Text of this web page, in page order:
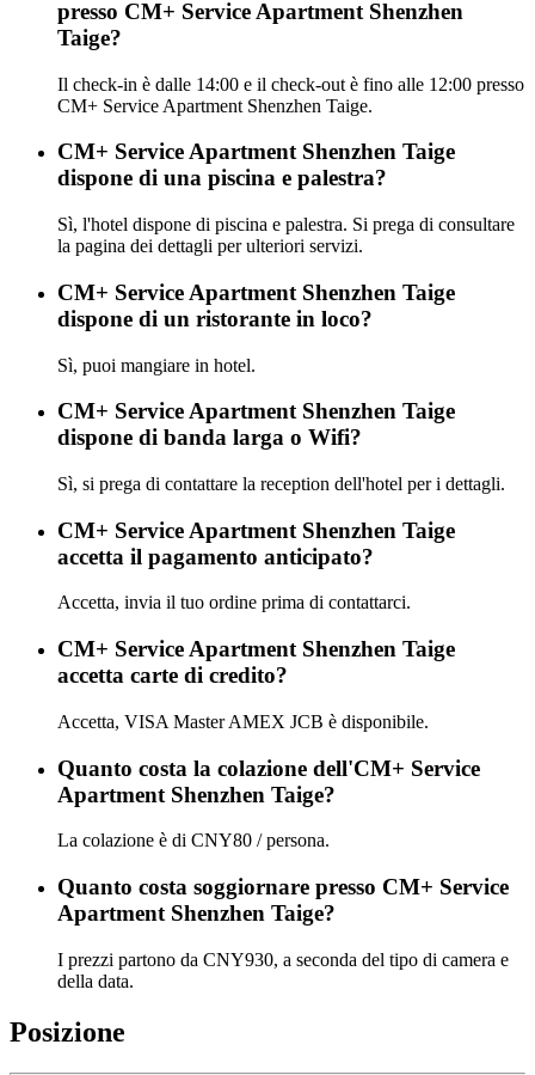
presso CM+ Service Apartment Shenzhen
Taige?
Il check-in è dalle 14:00 e il check-out è fino alle 12:00 presso
CM+ Service Apartment Shenzhen Taige.
CM+ Service Apartment Shenzhen Taige
dispone di una piscina e palestra?
Sì, l'hotel dispone di piscina e palestra. Si prega di consultare
la pagina dei dettagli per ulteriori servizi.
CM+ Service Apartment Shenzhen Taige
dispone di un ristorante in loco?
Sì, puoi mangiare in hotel.
CM+ Service Apartment Shenzhen Taige
dispone di banda larga o Wifi?
Sì, si prega di contattare la reception dell'hotel per i dettagli.
CM+ Service Apartment Shenzhen Taige
accetta il pagamento anticipato?
Accetta, invia il tuo ordine prima di contattarci.
CM+ Service Apartment Shenzhen Taige
accetta carte di credito?
Accetta, VISA Master AMEX JCB è disponibile.
Quanto costa la colazione dell'CM+ Service
Apartment Shenzhen Taige?
La colazione è di CNY80 / persona.
Quanto costa soggiornare presso CM+ Service
Apartment Shenzhen Taige?
I prezzi partono da CNY930, a seconda del tipo di camera e
della data.
Posizione